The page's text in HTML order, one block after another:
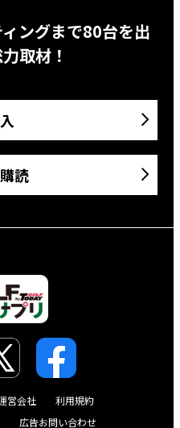
ングまで80台を出
取材！
読
営会社
利用規約
広告お問い合わせ